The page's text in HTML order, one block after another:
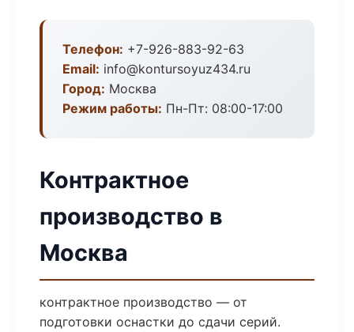
Телефон: +7-926-883-92-63
Email: info@kontursoyuz434.ru
Город: Москва
Режим работы: Пн-Пт: 08:00-17:00
Контрактное
производство в
Москва
контрактное производство — от
подготовки оснастки до сдачи серий.